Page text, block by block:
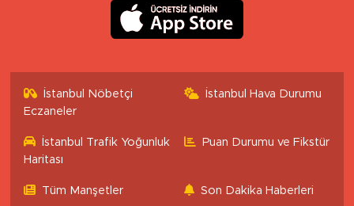
İstanbul Nöbetçi
Eczaneler
İstanbul Hava Durumu
İstanbul Trafik Yoğunluk
Haritası
Puan Durumu ve Fikstür
Tüm Manşetler Son Dakika Haberleri